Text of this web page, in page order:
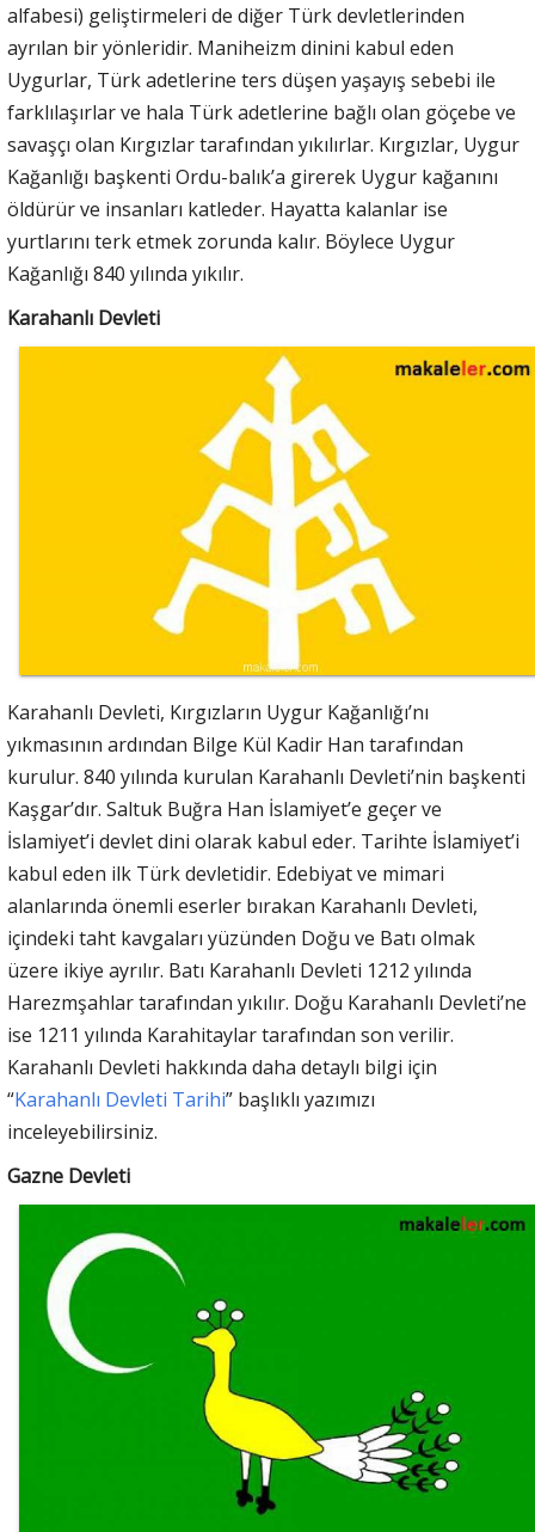
alfabesi) geliştirmeleri de diğer Türk devletlerinden
ayrılan bir yönleridir. Maniheizm dinini kabul eden
Uygurlar, Türk adetlerine ters düşen yaşayış sebebi ile
farklılaşırlar ve hala Türk adetlerine bağlı olan göçebe ve
savaşçı olan Kırgızlar tarafından yıkılırlar. Kırgızlar, Uygur
Kağanlığı başkenti Ordu-balık’a girerek Uygur kağanını
öldürür ve insanları katleder. Hayatta kalanlar ise
yurtlarını terk etmek zorunda kalır. Böylece Uygur
Kağanlığı 840 yılında yıkılır.
Karahanlı Devleti
Karahanlı Devleti, Kırgızların Uygur Kağanlığı’nı
yıkmasının ardından Bilge Kül Kadir Han tarafından
kurulur. 840 yılında kurulan Karahanlı Devleti’nin başkenti
Kaşgar’dır. Saltuk Buğra Han İslamiyet’e geçer ve
İslamiyet’i devlet dini olarak kabul eder. Tarihte İslamiyet’i
kabul eden ilk Türk devletidir. Edebiyat ve mimari
alanlarında önemli eserler bırakan Karahanlı Devleti,
içindeki taht kavgaları yüzünden Doğu ve Batı olmak
üzere ikiye ayrılır. Batı Karahanlı Devleti 1212 yılında
Harezmşahlar tarafından yıkılır. Doğu Karahanlı Devleti’ne
ise 1211 yılında Karahitaylar tarafından son verilir.
Karahanlı Devleti hakkında daha detaylı bilgi için
“Karahanlı Devleti Tarihi” başlıklı yazımızı
inceleyebilirsiniz.
Gazne Devleti